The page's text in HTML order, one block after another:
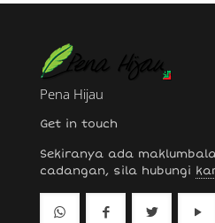
Pena Hijau
Get in touch
Sekiranya ada
cadangan, sila hubungi